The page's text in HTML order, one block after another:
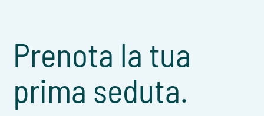
Prenota la tua
prima seduta.